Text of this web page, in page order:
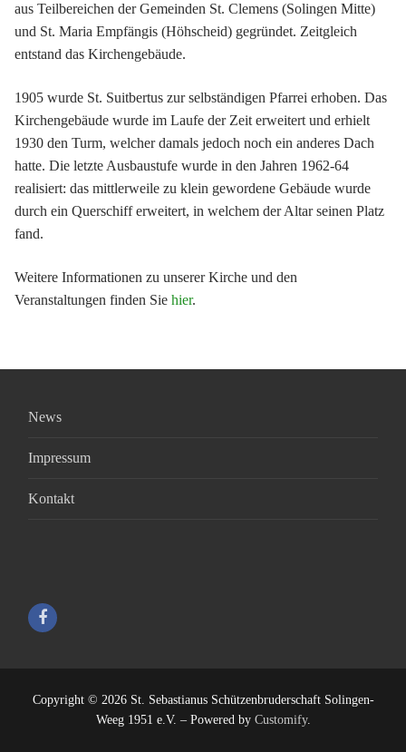
aus Teilbereichen der Gemeinden St. Clemens (Solingen Mitte)
und St. Maria Empfängis (Höhscheid) gegründet. Zeitgleich
entstand das Kirchengebäude.
1905 wurde St. Suitbertus zur selbständigen Pfarrei erhoben. Das
Kirchengebäude wurde im Laufe der Zeit erweitert und erhielt
1930 den Turm, welcher damals jedoch noch ein anderes Dach
hatte. Die letzte Ausbaustufe wurde in den Jahren 1962-64
realisiert: das mittlerweile zu klein gewordene Gebäude wurde
durch ein Querschiff erweitert, in welchem der Altar seinen Platz
fand.
Weitere Informationen zu unserer Kirche und den
Veranstaltungen finden Sie hier.
News
Impressum
Kontakt
Copyright © 2026 St. Sebastianus Schützenbruderschaft Solingen-
Weeg 1951 e.V. – Powered by Customify.